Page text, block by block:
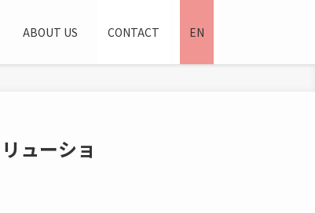
ABOUT US CONTACT EN
ューショ